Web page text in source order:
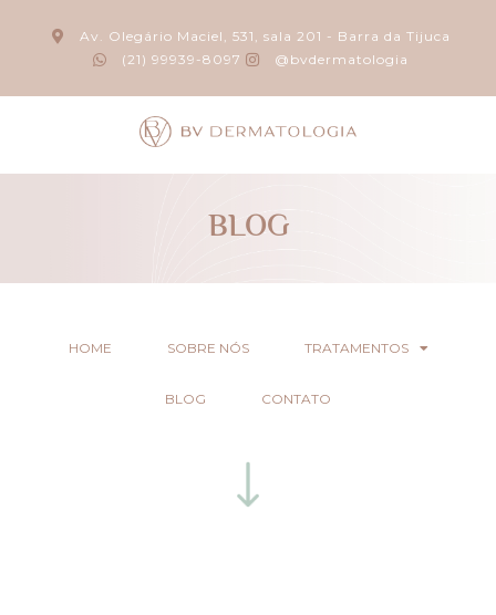
Av. Olegário Maciel, 531, sala 201 - Barra da Tijuca
(21) 99939-8097
@bvdermatologia
BLOG
HOME SOBRE NÓS TRATAMENTOS
BLOG CONTATO